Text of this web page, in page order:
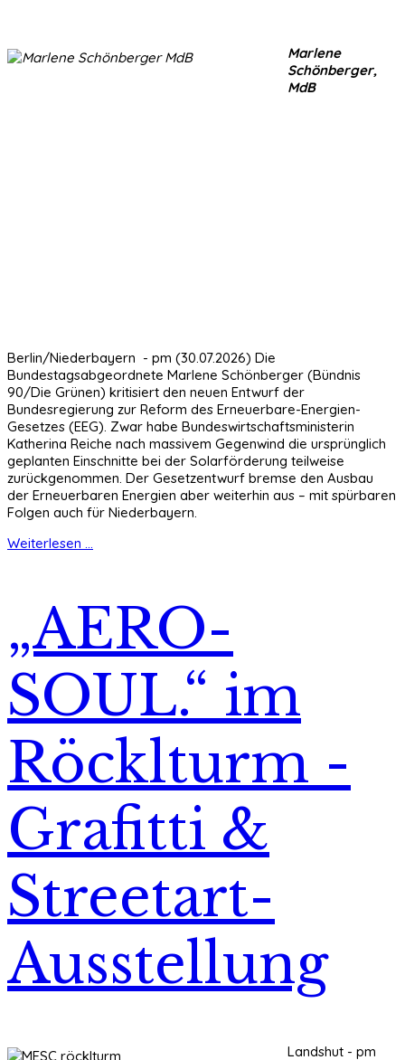
Marlene
Schönberger,
MdB
Berlin/Niederbayern - pm (30.07.2026) Die
Bundestagsabgeordnete Marlene Schönberger (Bündnis
90/Die Grünen) kritisiert den neuen Entwurf der
Bundesregierung zur Reform des Erneuerbare-Energien-
Gesetzes (EEG). Zwar habe Bundeswirtschaftsministerin
Katherina Reiche nach massivem Gegenwind die ursprünglich
geplanten Einschnitte bei der Solarförderung teilweise
zurückgenommen. Der Gesetzentwurf bremse den Ausbau
der Erneuerbaren Energien aber weiterhin aus – mit spürbaren
Folgen auch für Niederbayern.
Weiterlesen ...
„AERO-
SOUL.“ im
Röcklturm -
Grafitti &
Streetart-
Ausstellung
Landshut - pm